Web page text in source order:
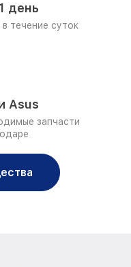
день
течение суток
Asus
запчасти